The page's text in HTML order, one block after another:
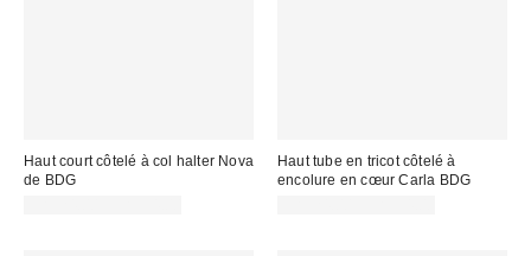
Haut court côtelé à col halter Nova
de BDG
Haut tube en tricot côtelé à
encolure en cœur Carla BDG